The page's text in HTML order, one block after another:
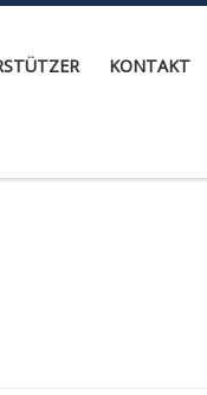
KONTAKT